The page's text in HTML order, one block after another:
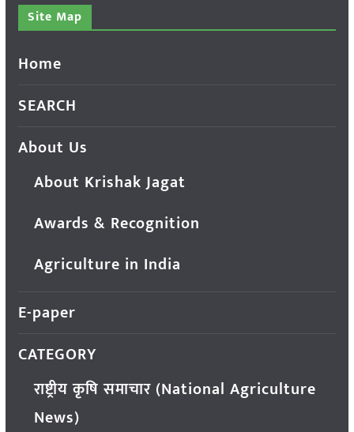
Site Map
Home
SEARCH
About Us
About Krishak Jagat
Awards & Recognition
Agriculture in India
E-paper
CATEGORY
राष्ट्रीय कृषि समाचार (National Agriculture
News)